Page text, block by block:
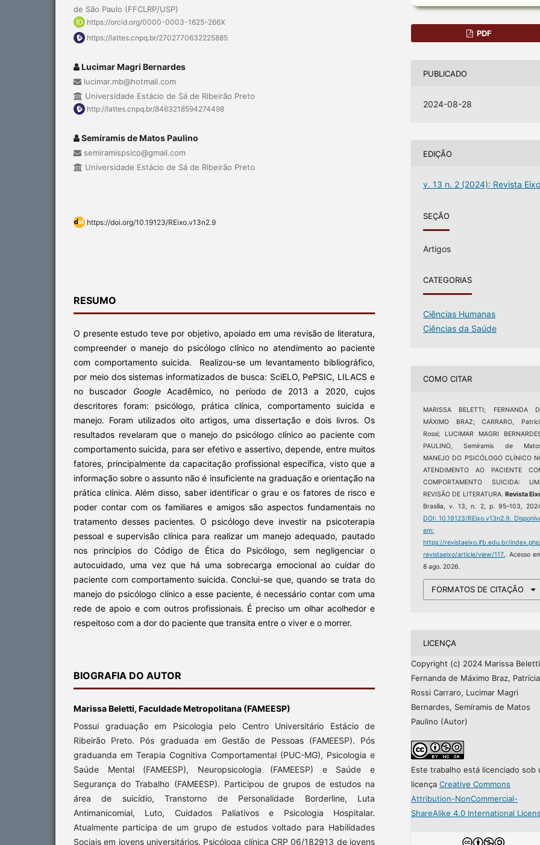
de São Paulo (FFCLRP/USP)
https://orcid.org/0000-0003-1625-266X
https://lattes.cnpq.br/2702770632225885
Lucimar Magri Bernardes
lucimar.mb@hotmail.com
Universidade Estácio de Sá de Ribeirão Preto
http://lattes.cnpq.br/8463218594274498
Semíramis de Matos Paulino
semiramispsico@gmail.com
Universidade Estácio de Sá de Ribeirão Preto
https://doi.org/10.19123/REixo.v13n2.9
RESUMO
O presente estudo teve por objetivo, apoiado em uma revisão de literatura,
compreender o manejo do psicólogo clínico no atendimento ao paciente
com comportamento suicida. Realizou-se um levantamento bibliográfico,
por meio dos sistemas informatizados de busca: SciELO, PePSIC, LILACS e
no buscador GoogleAcadêmico, no período de 2013 a 2020, cujos
descritores foram: psicólogo, prática clínica, comportamento suicida e
manejo. Foram utilizados oito artigos, uma dissertação e dois livros. Os
resultados revelaram que o manejo do psicólogo clínico ao paciente com
comportamento suicida, para ser efetivo e assertivo, depende, entre muitos
fatores, principalmente da capacitação profissional específica, visto que a
informação sobre o assunto não é insuficiente na graduação e orientação na
prática clínica. Além disso, saber identificar o grau e os fatores de risco e
poder contar com os familiares e amigos são aspectos fundamentais no
tratamento desses pacientes. O psicólogo deve investir na psicoterapia
pessoal e supervisão clínica para realizar um manejo adequado, pautado
nos princípios do Código de Ética do Psicólogo, sem negligenciar o
autocuidado, uma vez que há uma sobrecarga emocional ao cuidar do
paciente com comportamento suicida. Conclui-se que, quando se trata do
manejo do psicólogo clínico a esse paciente, é necessário contar com uma
rede de apoio e com outros profissionais. É preciso um olhar acolhedor e
respeitoso com a dor do paciente que transita entre o viver e o morrer.
BIOGRAFIA DO AUTOR
Marissa Beletti, Faculdade Metropolitana (FAMEESP)
Possui graduação em Psicologia pelo Centro Universitário Estácio de
Ribeirão Preto. Pós graduada em Gestão de Pessoas (FAMEESP). Pós
graduanda em Terapia Cognitiva Comportamental (PUC-MG), Psicologia e
Saúde Mental (FAMEESP), Neuropsicologia (FAMEESP) e Saúde e
Segurança do Trabalho (FAMEESP). Participou de grupos de estudos na
área de suicídio, Transtorno de Personalidade Borderline, Luta
Antimanicomial, Luto, Cuidados Paliativos e Psicologia Hospitalar.
Atualmente participa de um grupo de estudos voltado para Habilidades
Sociais em jovens universitários. Psicóloga clínica CRP 06/182913 de jovens
PDF
PUBLICADO
2024-08-28
EDIÇÃO
v. 13 n. 2 (2024): Revista Eixo
SEÇÃO
Artigos
CATEGORIAS
Ciências Humanas
Ciências da Saúde
COMO CITAR
MARISSA BELETTI; FERNANDA
MÁXIMO BRAZ; CARRARO,
Rossi; LUCIMAR MAGRI
PAULINO, Semíramis de
MANEJO DO PSICÓLOGO CLÍNICO
ATENDIMENTO AO PACIENTE
COMPORTAMENTO SUICIDA:
REVISÃO DE LITERATURA. Revista
Brasília, v. 13, n. 2, p. 95–103,
DOI: 10.19123/REixo.v13n2.9.
em:
https://revistaeixo.ifb.edu.br/
revistaeixo/article/view/117.. Acesso
8 ago. 2026.
FORMATOS DE CITAÇÃO
LICENÇA
Copyright (c) 2024 Marissa
Fernanda de Máximo Braz, Patrícia
Rossi Carraro, Lucimar Magri
Bernardes, Semíramis de Matos
Paulino (Autor)
Este trabalho está licenciado sob
licença Creative Commons
Attribution-NonCommercial-
ShareAlike 4.0 International